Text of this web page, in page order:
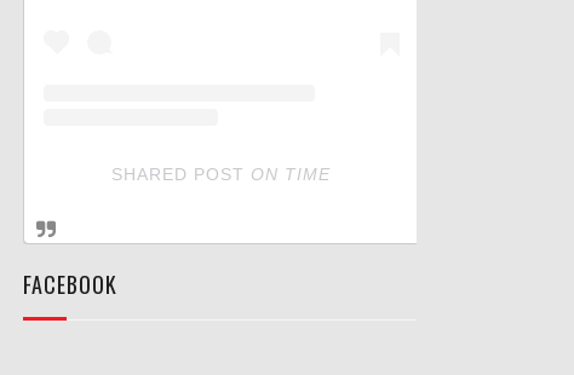
SHARED POST ON TIME
FACEBOOK